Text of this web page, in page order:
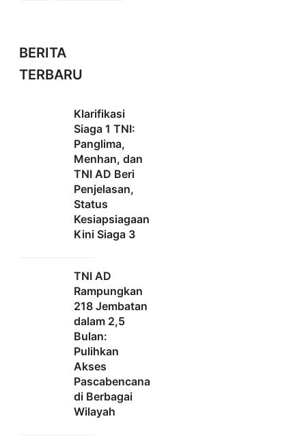
BERITA
TERBARU
Klarifikasi
Siaga 1 TNI:
Panglima,
Menhan, dan
TNI AD Beri
Penjelasan,
Status
Kesiapsiagaan
Kini Siaga 3
TNI AD
Rampungkan
218 Jembatan
dalam 2,5
Bulan:
Pulihkan
Akses
Pascabencana
di Berbagai
Wilayah